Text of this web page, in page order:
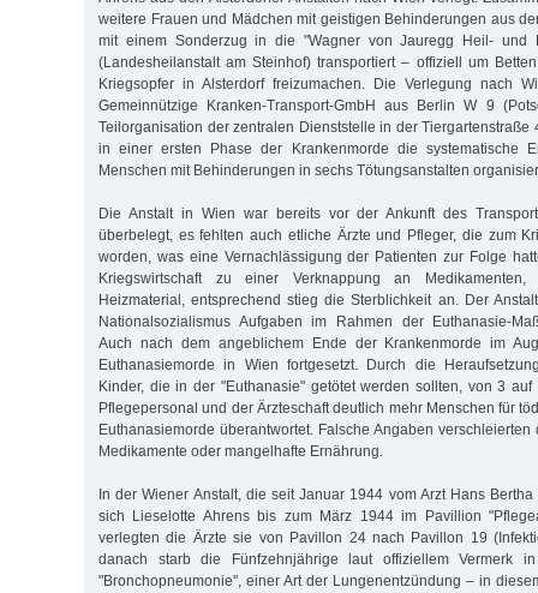
weitere Frauen und Mädchen mit geistigen Behinderungen aus
mit einem Sonderzug in die "Wagner von Jauregg Heil- und
(Landesheilanstalt am Steinhof) transportiert – offiziell um
Kriegsopfer in Alsterdorf freizumachen. Die Verlegung nach
Gemeinnützige Kranken-Transport-GmbH aus Berlin W 9
Teilorganisation der zentralen Dienststelle in der Tiergartenstraße
in einer ersten Phase der Krankenmorde die systematische
Menschen mit Behinderungen in sechs Tötungsanstalten
Die Anstalt in Wien war bereits vor der Ankunft des
überbelegt, es fehlten auch etliche Ärzte und Pfleger, die zum
worden, was eine Vernachlässigung der Patienten zur Folge
Kriegswirtschaft zu einer Verknappung an Medikamenten,
Heizmaterial, entsprechend stieg die Sterblichkeit an. Der
Nationalsozialismus Aufgaben im Rahmen der Euthanasie-
Auch nach dem angeblichem Ende der Krankenmorde im
Euthanasiemorde in Wien fortgesetzt. Durch die
Kinder, die in der "Euthanasie" getötet werden sollten, von 3
Pflegepersonal und der Ärzteschaft deutlich mehr Menschen für
Euthanasiemorde überantwortet. Falsche Angaben
Medikamente oder mangelhafte Ernährung.
In der Wiener Anstalt, die seit Januar 1944 vom Arzt Hans
sich Lieselotte Ahrens bis zum März 1944 im Pavillion
verlegten die Ärzte sie von Pavillon 24 nach Pavillon 19
danach starb die Fünfzehnjährige laut offiziellem Vermerk
"Bronchopneumonie", einer Art der Lungenentzündung – in